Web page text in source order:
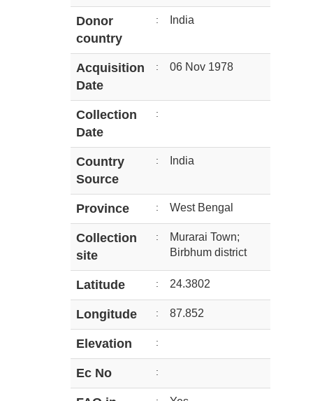
Donor
country
: India
Acquisition
Date
: 06 Nov 1978
Collection
Date
:
Country
Source
: India
Province : West Bengal
Collection
site
:
Murarai Town;
Birbhum district
Latitude : 24.3802
Longitude : 87.852
Elevation :
Ec No :